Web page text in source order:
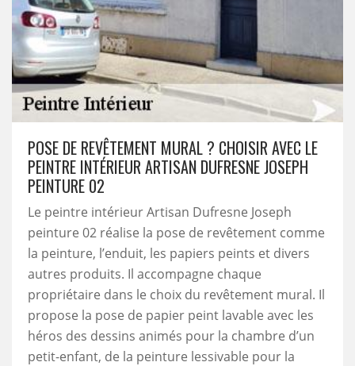
POSE DE REVÊTEMENT MURAL ? CHOISIR AVEC LE
PEINTRE INTÉRIEUR ARTISAN DUFRESNE JOSEPH
PEINTURE 02
Le peintre intérieur Artisan Dufresne Joseph
peinture 02 réalise la pose de revêtement comme
la peinture, l’enduit, les papiers peints et divers
autres produits. Il accompagne chaque
propriétaire dans le choix du revêtement mural. Il
propose la pose de papier peint lavable avec les
héros des dessins animés pour la chambre d’un
petit-enfant, de la peinture lessivable pour la